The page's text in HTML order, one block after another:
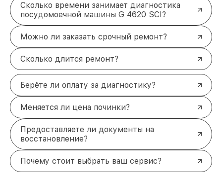
Сколько времени занимает диагностика
посудомоечной машины G 4620 SCI?
Можно ли заказать срочный ремонт?
Сколько длится ремонт?
Берёте ли оплату за диагностику?
Меняется ли цена починки?
Предоставляете ли документы на
восстановление?
Почему стоит выбрать ваш сервис?